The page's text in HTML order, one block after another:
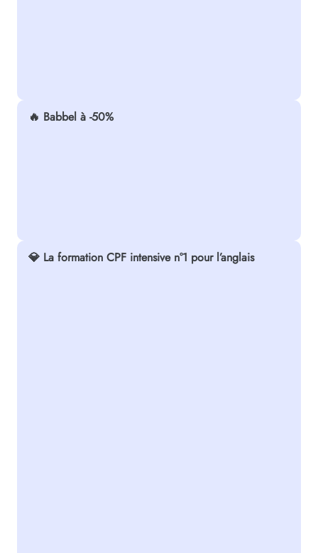
🔥 Babbel à -50%
💎 La formation CPF intensive n°1 pour l’anglais